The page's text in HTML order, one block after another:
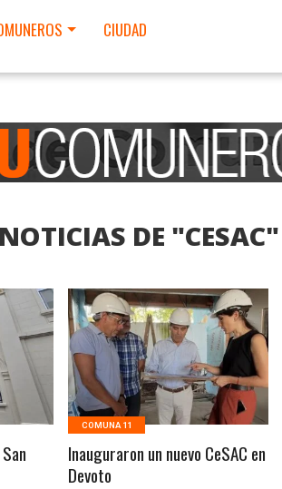
CIUDAD
DE "CESAC"
LEER MAS
COMUNA 11
Inauguraron un nuevo CeSAC en
Devoto